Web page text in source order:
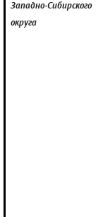
Западно-Сибирского
округа